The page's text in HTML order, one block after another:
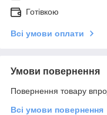
Готівкою
Всі умови оплати
Умови повернення
Повернення товару
Всі умови повернення